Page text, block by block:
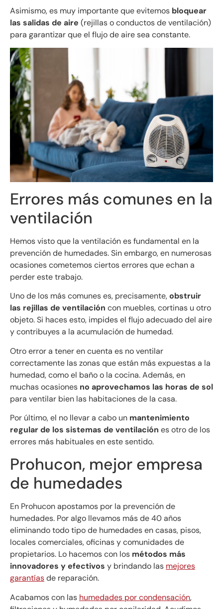
Asimismo, es muy importante que evitemos bloquear
las salidas de aire (rejillas o conductos de ventilación)
para garantizar que el flujo de aire sea constante.
Errores más comunes en la
ventilación
Hemos visto que la ventilación es fundamental en la
prevención de humedades. Sin embargo, en numerosas
ocasiones cometemos ciertos errores que echan a
perder este trabajo.
Uno de los más comunes es, precisamente,obstruir
las rejillas de ventilación con muebles, cortinas u otro
objeto. Si haces esto, impides el flujo adecuado del aire
y contribuyes a la acumulación de humedad.
Otro error a tener en cuenta es no ventilar
correctamente las zonas que están más expuestas a la
humedad, como el baño o la cocina. Además, en
muchas ocasiones no aprovechamos las horas de sol
para ventilar bien las habitaciones de la casa.
Por último, el no llevar a cabo un mantenimiento
regular de los sistemas de ventilación es otro de los
errores más habituales en este sentido.
Prohucon, mejor empresa
de humedades
En Prohucon apostamos por la prevención de
humedades. Por algo llevamos más de 40 años
eliminando todo tipo de humedades en casas, pisos,
locales comerciales, oficinas y comunidades de
propietarios. Lo hacemos con los métodos más
innovadores y efectivos y brindando las mejores
garantíasde reparación.
Acabamos con las humedades por condensación,